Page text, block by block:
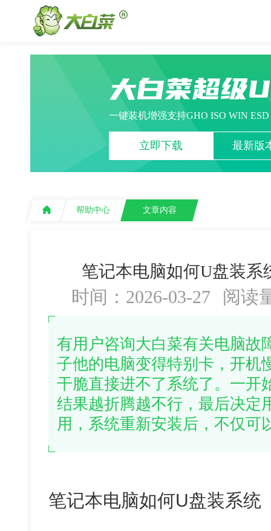
大白菜超级
一键装机增强支持GHO ISO WIN
立即下载 最新版
帮助中心 文章内容
笔记本电脑如何U盘装系
时间：2026-03-27 阅读
有用户咨询大白菜有关电脑故
子他的电脑变得特别卡，开机
干脆直接进不了系统了。一开
结果越折腾越不行，最后决定
用，系统重新安装后，不仅可
笔记本电脑如何U盘装系统